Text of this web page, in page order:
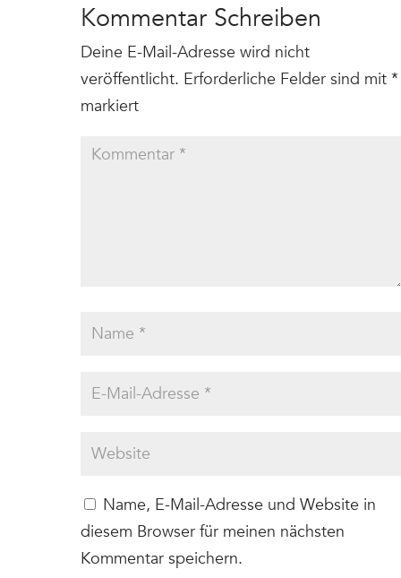
Kommentar Schreiben
Deine E-Mail-Adresse wird nicht
veröffentlicht. Erforderliche Felder sind mit *
markiert
Name, E-Mail-Adresse und Website in
diesem Browser für meinen nächsten
Kommentar speichern.